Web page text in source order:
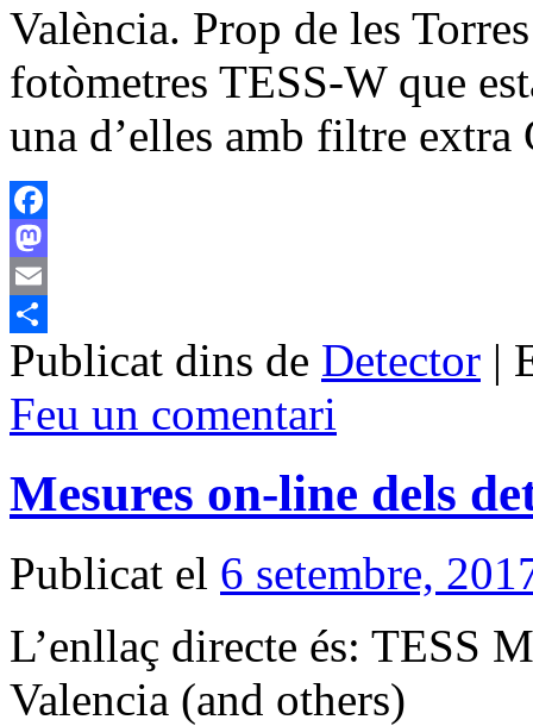
València. Prop de les
fotòmetres TESS-W que
una d’elles amb filtre extra
Facebook
Mastodon
Email
Comparteix
Publicat dins de Detector |
Feu un comentari
Mesures on-line dels
Publicat el 6 setembre,
L’enllaç directe és: TESS
Valencia (and others)